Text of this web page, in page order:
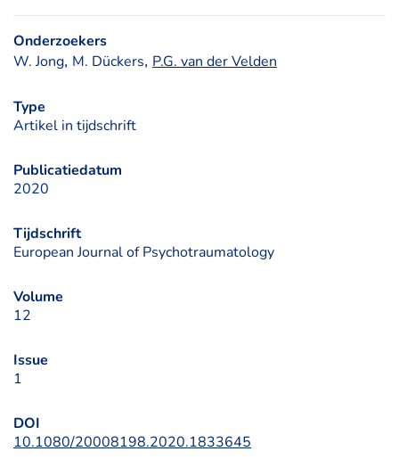
Onderzoekers
W. Jong, M. Dückers, P.G. van der Velden
Type
Artikel in tijdschrift
Publicatiedatum
2020
Tijdschrift
European Journal of Psychotraumatology
Volume
12
Issue
1
DOI
10.1080/20008198.2020.1833645